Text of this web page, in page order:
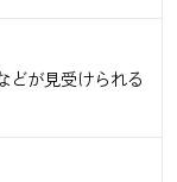
どが見受けられる